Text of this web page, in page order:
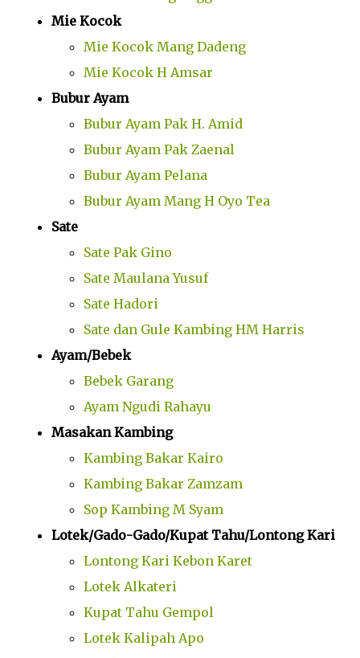
Mie Kocok
Mie Kocok Mang Dadeng
Mie Kocok H Amsar
Bubur Ayam
Bubur Ayam Pak H. Amid
Bubur Ayam Pak Zaenal
Bubur Ayam Pelana
Bubur Ayam Mang H Oyo Tea
Sate
Sate Pak Gino
Sate Maulana Yusuf
Sate Hadori
Sate dan Gule Kambing HM Harris
Ayam/Bebek
Bebek Garang
Ayam Ngudi Rahayu
Masakan Kambing
Kambing Bakar Kairo
Kambing Bakar Zamzam
Sop Kambing M Syam
Lotek/Gado-Gado/Kupat Tahu/Lontong Kari
Lontong Kari Kebon Karet
Lotek Alkateri
Kupat Tahu Gempol
Lotek Kalipah Apo